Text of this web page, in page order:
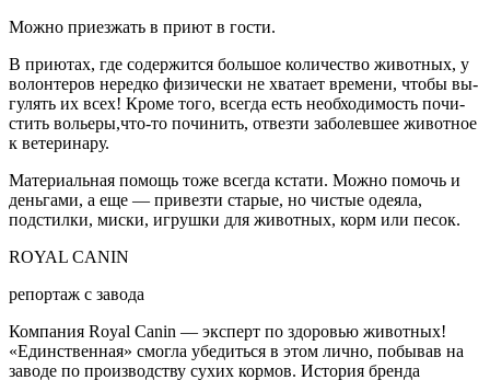
Можно приез­жать в приют в гости.
В приютах, где содер­жится большое коли­чество животных, у
волонтеров нередко физически не хватает времени, чтобы вы­
гулять их всех! Кро­ме того, всегда есть необходимость почи­
стить вольеры,что-то починить, отвезти за­болевшее животное
к ветеринару.
Материальная по­мощь тоже всегда кстати. Можно по­мочь и
деньгами, а еще — привезти ста­рые, но чистые одея­ла,
подстилки, миски, игрушки для живот­ных, корм или песок.
ROYAL CANIN
репортаж с завода
Компания Royal Canin — эксперт по здоровью живот­ных!
«Единственная» смогла убедиться в этом лично, побывав на
заводе по произ­водству сухих кор­мов. История брен­да